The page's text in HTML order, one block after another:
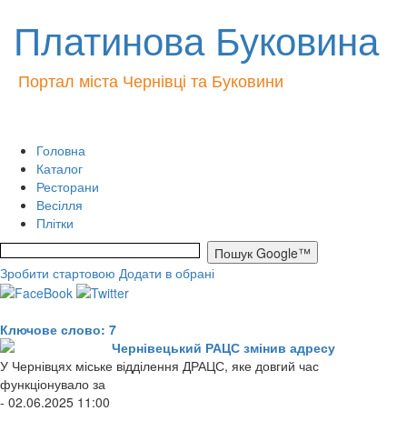
Платинова Буковина
Портал міста Чернівці та Буковини
Головна
Каталог
Ресторани
Весілля
Плітки
Зробити стартовою Додати в обрані
Ключове слово: 7
Чернівецький РАЦС змінив адресу
У Чернівцях міське відділення ДРАЦС, яке довгий час
функціонувало за
- 02.06.2025 11:00